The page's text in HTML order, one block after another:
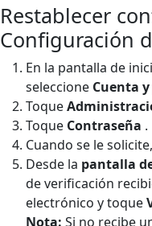
Restablecer
Configuración
En la pantalla de
seleccione Cuenta
Toque
Toque Contraseña .
Cuando se le
Desde la pantalla
de verificación
electrónico y toque
Nota: Si no recibe